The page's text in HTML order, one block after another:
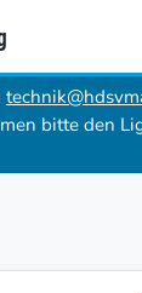
bitte den